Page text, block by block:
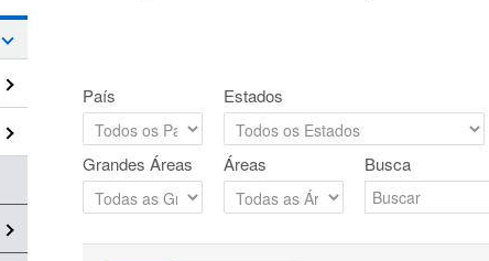
País Estados
Grandes Áreas Áreas Busca